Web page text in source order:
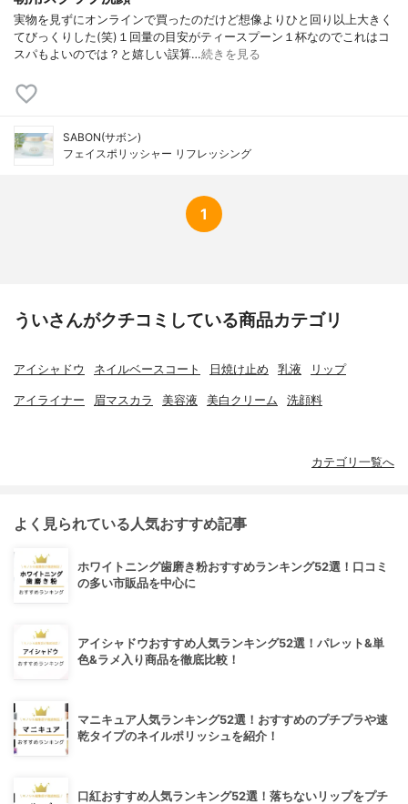
実物を見ずにオンラインで買ったのだけど想像よりひと回り以上大きく
てびっくりした(笑)１回量の目安がティースプーン１杯なのでこれはコ
スパもよいのでは？と嬉しい誤算…続きを見る
SABON(サボン)
フェイスポリッシャー リフレッシング
1
ういさんがクチコミしている商品カテゴリ
アイシャドウ ネイルベースコート 日焼け止め 乳液 リップ
アイライナー 眉マスカラ 美容液 美白クリーム 洗顔料
カテゴリ一覧へ
よく見られている人気おすすめ記事
ホワイトニング歯磨き粉おすすめランキング52選！口コミ
の多い市販品を中心に
アイシャドウおすすめ人気ランキング52選！パレット&単
色&ラメ入り商品を徹底比較！
マニキュア人気ランキング52選！おすすめのプチプラや速
乾タイプのネイルポリッシュを紹介！
口紅おすすめ人気ランキング52選！落ちないリップをプチ